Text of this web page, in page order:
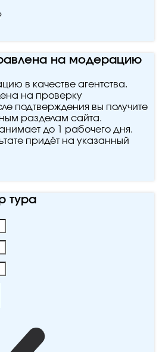
на модерацию
в качестве агентства.
на проверку
подтверждения вы получите
разделам сайта.
до 1 рабочего дня.
придёт на указанный
тура